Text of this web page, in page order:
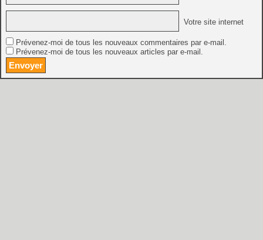
Votre site internet
Prévenez-moi de tous les nouveaux commentaires par e-mail.
Prévenez-moi de tous les nouveaux articles par e-mail.